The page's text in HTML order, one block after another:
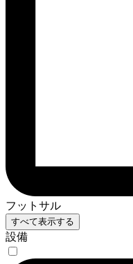
フットサル
すべて表示する
設備